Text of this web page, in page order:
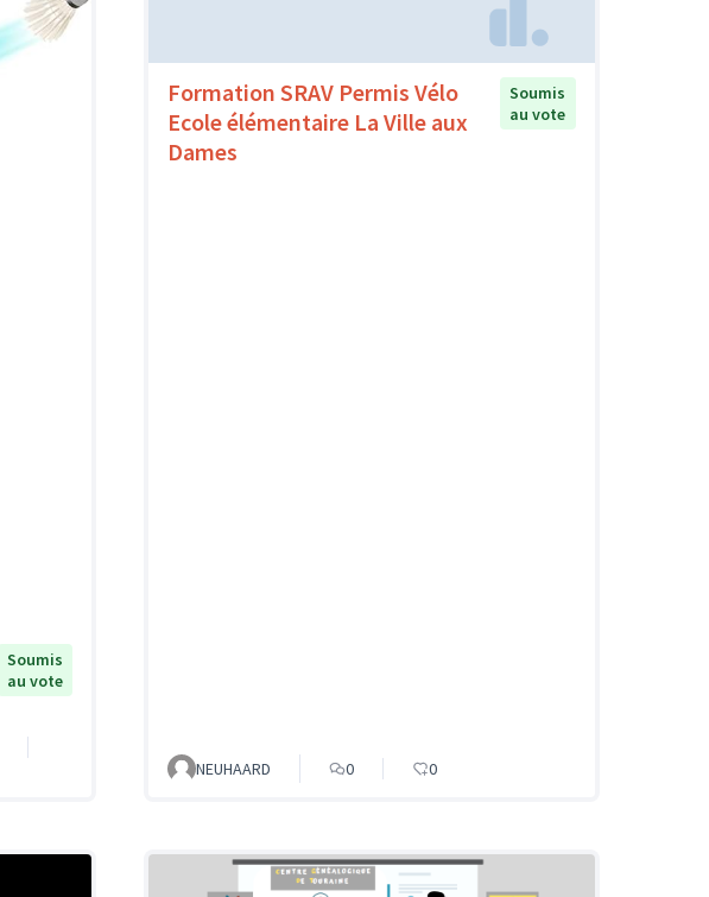
Soumis
au vote
Formation SRAV Permis Vélo
Ecole élémentaire La Ville aux
Dames
Soumis
au vote
NEUHAARD 0 0